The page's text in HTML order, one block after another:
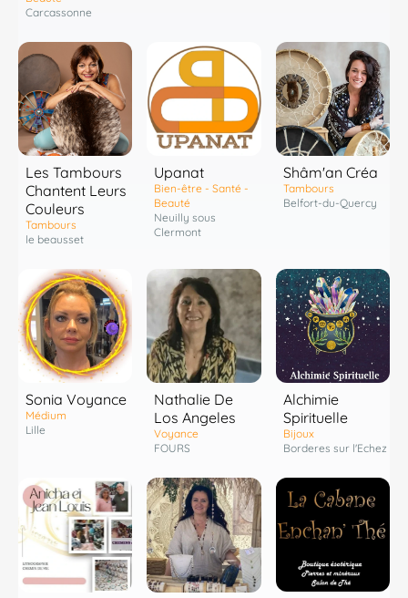
Carcassonne
Les Tambours
Chantent Leurs
Couleurs
Tambours
le beausset
Upanat
Bien-être - Santé -
Beauté
Neuilly sous
Clermont
Shâm'an Créa
Tambours
Belfort-du-Quercy
Sonia Voyance
Médium
Lille
Nathalie De
Los Angeles
Voyance
FOURS
Alchimie
Spirituelle
Bijoux
Borderes sur l'Echez